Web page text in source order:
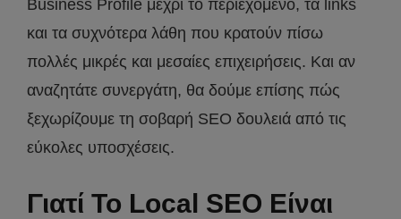
Business Profile μέχρι το περιεχόμενο, τα links
και τα συχνότερα λάθη που κρατούν πίσω
πολλές μικρές και μεσαίες επιχειρήσεις. Και αν
αναζητάτε συνεργάτη, θα δούμε επίσης πώς
ξεχωρίζουμε τη σοβαρή SEO δουλειά από τις
εύκολες υποσχέσεις.
Γιατί Το Local SEO Είναι